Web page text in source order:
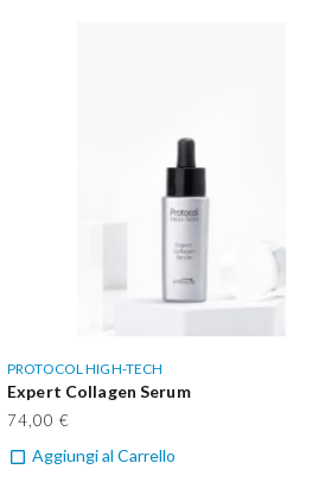
PROTOCOL HIGH-TECH
Expert Collagen Serum
74,00 €
Aggiungi al Carrello